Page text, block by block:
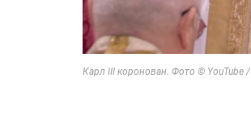
Карл III коронован. Фото © YouTube /